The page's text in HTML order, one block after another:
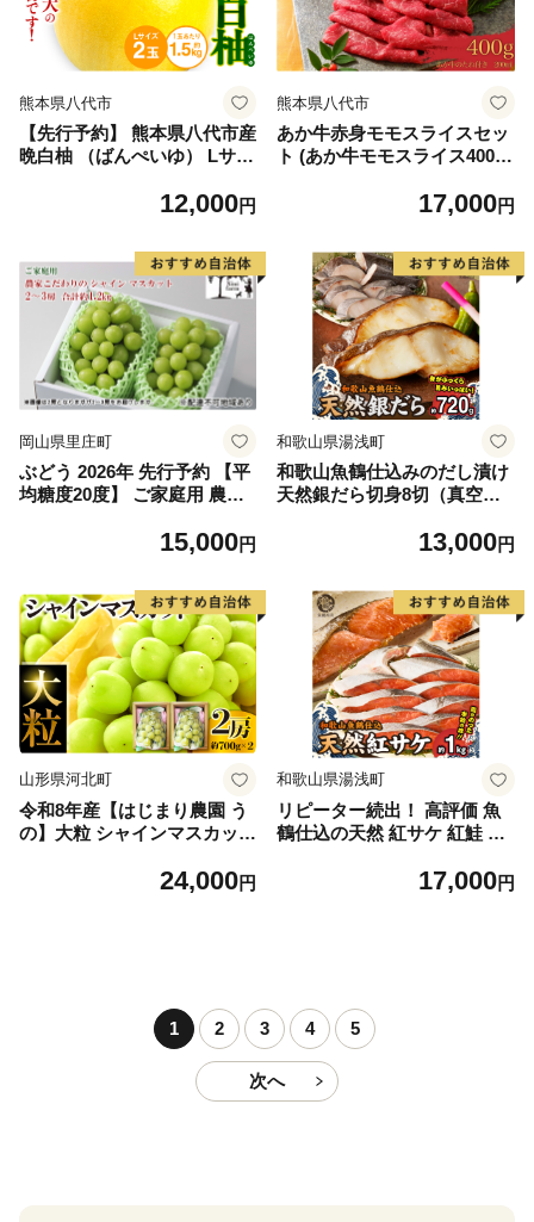
熊本県八代市
【先行予約】 熊本県八代市産
晩白柚 （ばんぺいゆ） Lサイ
もの フルーツ おやつ 特産 熊
12,000円
熊本県八代市
あか牛赤身モモスライスセッ
ト (あか牛モモスライス400
17,000円
岡山県里庄町
ぶどう 2026年 先行予約 【平
均糖度20度】 ご家庭用 農家
ット 2～3房 合計約1.2kg ブ
直送 】
15,000円
和歌山県湯浅町
和歌山魚鶴仕込みのだし漬け
天然銀だら切身8切（真空パ
製法 良質な脂 ふっくら 柔ら
ぶ だし漬け 煮付け ムニエル
味噌漬け 鍋物 冷凍 湯浅町 送
料無料_G7334
13,000円
山形県河北町
令和8年産【はじまり農園 う
の】大粒 シャインマスカット
河北町産 【河北町観光物産協
24,000円
和歌山県湯浅町
リピーター続出！ 高評価 魚
鶴仕込の天然 紅サケ 紅鮭 鮭
レビュー高評価 小分け 真空
町 送料無料_G7317
17,000円
1 2 3 4 5
次へ